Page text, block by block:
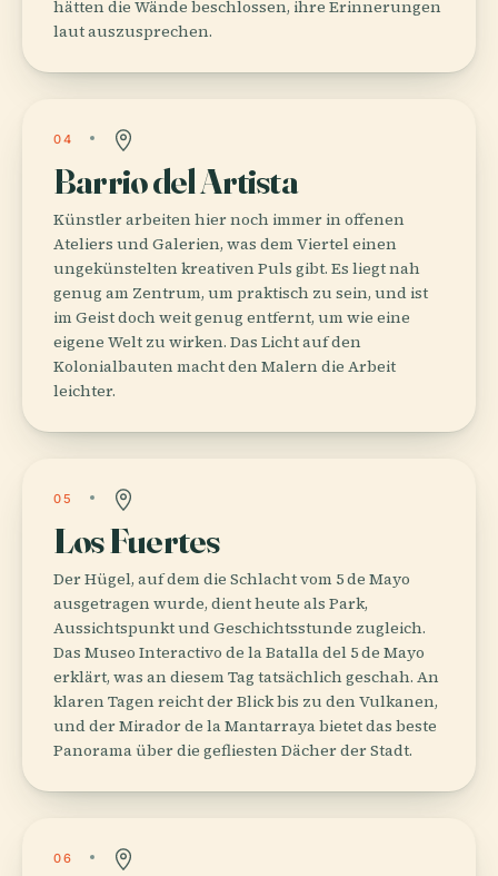
hätten die Wände beschlossen, ihre Erinnerungen
laut auszusprechen.
04
Barrio del Artista
Künstler arbeiten hier noch immer in offenen
Ateliers und Galerien, was dem Viertel einen
ungekünstelten kreativen Puls gibt. Es liegt nah
genug am Zentrum, um praktisch zu sein, und ist
im Geist doch weit genug entfernt, um wie eine
eigene Welt zu wirken. Das Licht auf den
Kolonialbauten macht den Malern die Arbeit
leichter.
05
Los Fuertes
Der Hügel, auf dem die Schlacht vom 5 de Mayo
ausgetragen wurde, dient heute als Park,
Aussichtspunkt und Geschichtsstunde zugleich.
Das Museo Interactivo de la Batalla del 5 de Mayo
erklärt, was an diesem Tag tatsächlich geschah. An
klaren Tagen reicht der Blick bis zu den Vulkanen,
und der Mirador de la Mantarraya bietet das beste
Panorama über die gefliesten Dächer der Stadt.
06